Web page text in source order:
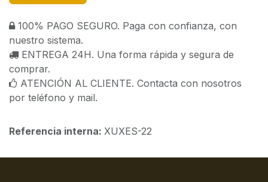
100% PAGO SEGURO. Paga con confianza, con
nuestro sistema.
ENTREGA 24H. Una forma rápida y segura de
comprar.
ATENCIÓN AL CLIENTE. Contacta con nosotros
por teléfono y mail.
Referencia interna: XUXES-22